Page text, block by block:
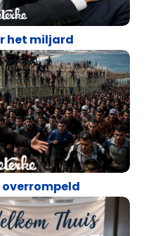
het miljard
overrompeld